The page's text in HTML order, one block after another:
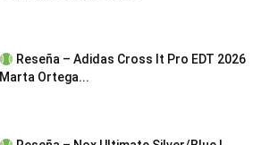
Reseña – Adidas Cross It Pro EDT 2026
Marta Ortega...